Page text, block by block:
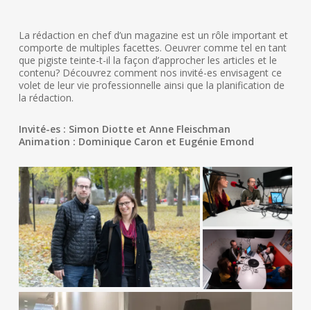
La rédaction en chef d’un magazine est un rôle important et
comporte de multiples facettes. Oeuvrer comme tel en tant
que pigiste teinte-t-il la façon d’approcher les articles et le
contenu? Découvrez comment nos invité-es envisagent ce
volet de leur vie professionnelle ainsi que la planification de
la rédaction.
Invité-es : Simon Diotte et Anne Fleischman
Animation : Dominique Caron et Eugénie Emond